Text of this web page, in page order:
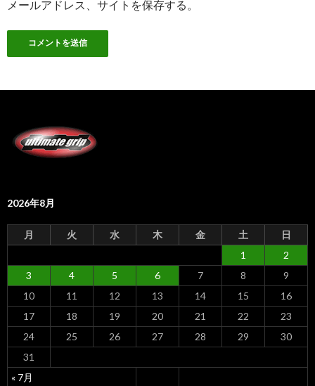
メールアドレス、サイトを保存する。
2026年8月
月 火 水 木 金 土 日
« 7月
1
2
3
4 5 6 7 8
9
10
11 12 13 14 15
16
17
18 19 20 21 22
23
24
25 26 27 28 29
30
31